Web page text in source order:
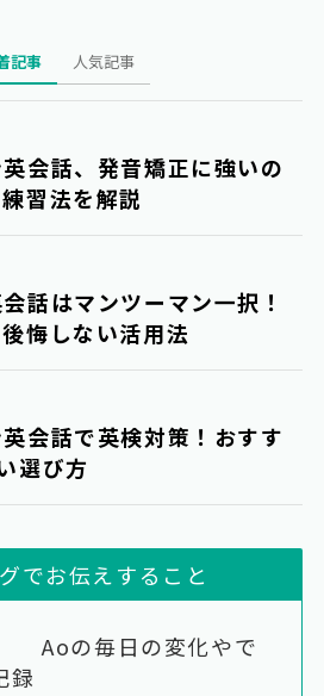
記事 人気記事
会話、発音矯正に強いの
習法を解説
話はマンツーマン一択！
悔しない活用法
会話で英検対策！おすす
選び方
でお伝えすること
Aoの毎日の変化やで
録